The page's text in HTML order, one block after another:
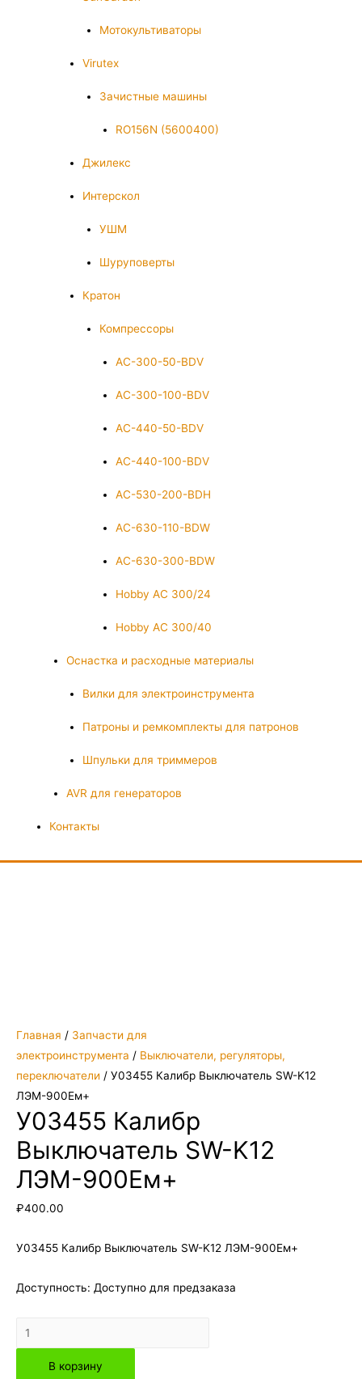
Мотокультиваторы
Virutex
Зачистные машины
RO156N (5600400)
Джилекс
Интерскол
УШМ
Шуруповерты
Кратон
Компрессоры
AC-300-50-BDV
AC-300-100-BDV
AC-440-50-BDV
AC-440-100-BDV
AC-530-200-BDH
AC-630-110-BDW
AC-630-300-BDW
Hobby AC 300/24
Hobby AC 300/40
Оснастка и расходные материалы
Вилки для электроинструмента
Патроны и ремкомплекты для патронов
Шпульки для триммеров
AVR для генераторов
Контакты
Главная / Запчасти для
электроинструмента / Выключатели, регуляторы,
переключатели / У03455 Калибр Выключатель SW-K12
ЛЭМ-900Ем+
У03455 Калибр
Выключатель SW-K12
ЛЭМ-900Ем+
₽400.00
У03455 Калибр Выключатель SW-K12 ЛЭМ-900Ем+
Доступность: Доступно для предзаказа
Количество
товара
У03455В корзину